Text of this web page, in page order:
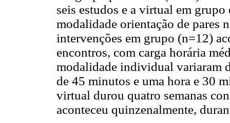
seis estudos e a virtual em
modalidade orientação de pares
intervenções em grupo (n=12)
encontros, com carga horária
modalidade individual variaram
de 45 minutos e uma hora e 30
virtual durou quatro semanas
aconteceu quinzenalmente,